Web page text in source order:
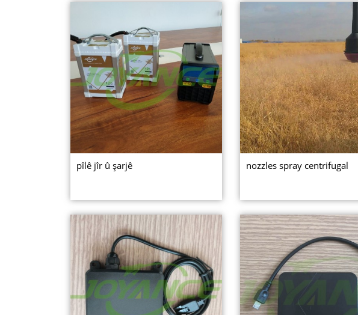
pîlê jîr û şarjê nozzles spray centrifugal